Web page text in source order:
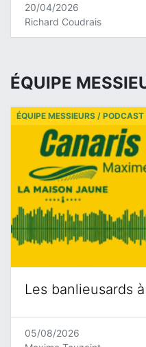
20/04/2026
Richard Coudrais
ÉQUIPE
Les banlieusards
ÉQUIPE MESSIEURS / PODCAST
05/08/2026